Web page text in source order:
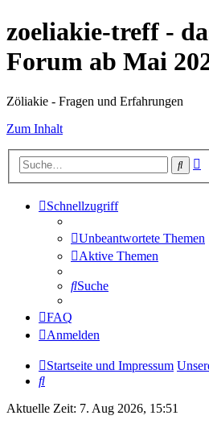
zoeliakie-treff -
Forum ab Mai
Zöliakie - Fragen und Erfahrungen
Zum Inhalt
Suche
Schnellzugriff
Unbeantwortete Themen
Aktive Themen
Suche
FAQ
Anmelden
Startseite und Impressum
Suche
Aktuelle Zeit: 7. Aug 2026, 15:51